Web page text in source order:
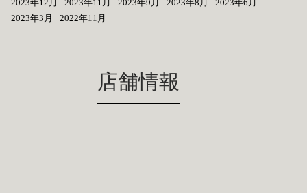
2023年12月
2023年11月 2023年9月 2023年8月
2023年6月
2023年3月
2022年11月
店舗情報